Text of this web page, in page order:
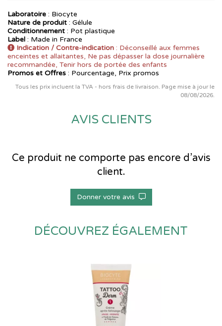
Laboratoire : Biocyte
Nature de produit : Gélule
Conditionnement : Pot plastique
Label : Made in France
Indication / Contre-indication : Déconseillé aux femmes
enceintes et allaitantes, Ne pas dépasser la dose journalière
recommandée, Tenir hors de portée des enfants
Promos et Offres : Pourcentage, Prix promos
Tous les prix incluent la TVA - hors frais de livraison. Page mise à jour le
08/08/2026.
AVIS CLIENTS
Ce produit ne comporte pas encore d’avis
client.
Donner votre avis
DÉCOUVREZ ÉGALEMENT